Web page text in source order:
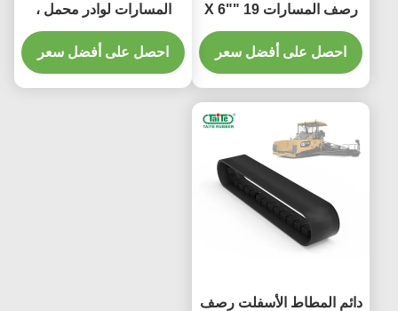
رصف المسارات 19 "X 6"
X 57CRL لتيريكس CR562
عالية الجر ودائم
احصل على أفضل سعر
المسارات لوادر محمل ،
كاتربيلر المطاط المسارات
المضادة للشيخوخة
احصل على أفضل سعر
دائم المطاط الأسفلت رصف